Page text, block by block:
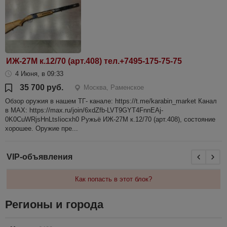
ИЖ-27М к.12/70 (арт.408) тел.+7495-175-75-75
4 Июня, в 09:33
35 700 руб.
Москва, Раменское
Обзор оружия в нашем ТГ- канале: https://t.me/karabin_market Канал
в МАХ: https://max.ru/join/6xdZfb-LVT9GYT4FnnEAj-
0K0CuWRjsHnLtsIiocxh0 Ружьё ИЖ-27М к.12/70 (арт.408), состояние
хорошее. Оружие пре...
VIP-объявления
Как попасть в этот блок?
Регионы и города